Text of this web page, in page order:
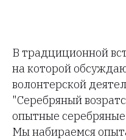
В традциционной
на которой
волонтерской
"Серебряный
опытные
Мы набираемся